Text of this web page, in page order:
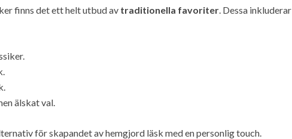
finns det ett helt utbud av traditionella favoriter. Dessa inkluderar
älskat val.
för skapandet av hemgjord läsk med en personlig touch.